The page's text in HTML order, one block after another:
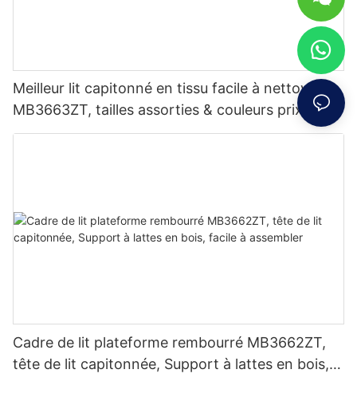
Meilleur lit capitonné en tissu facile à nettoyer
MB3663ZT, tailles assorties & couleurs prix
d'usine - JLH Furniture
Cadre de lit plateforme rembourré MB3662ZT,
tête de lit capitonnée, Support à lattes en bois,